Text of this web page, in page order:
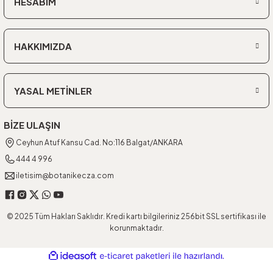
HAKKIMIZDA
YASAL METİNLER
BİZE ULAŞIN
Ceyhun Atuf Kansu Cad. No:116 Balgat/ANKARA
444 4 996
iletisim@botanikecza.com
© 2025 Tüm Hakları Saklıdır. Kredi kartı bilgileriniz 256bit SSL sertifikası ile
korunmaktadır.
ideasoft e-